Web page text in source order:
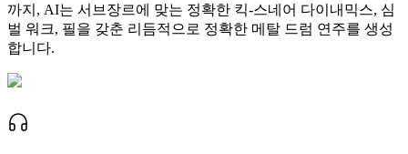
까지, AI는 서브장르에 맞는 정확한 킥-스네어 다이내믹스, 심
벌 워크, 필을 갖춘 리듬적으로 정확한 메탈 드럼 연주를 생성
합니다.